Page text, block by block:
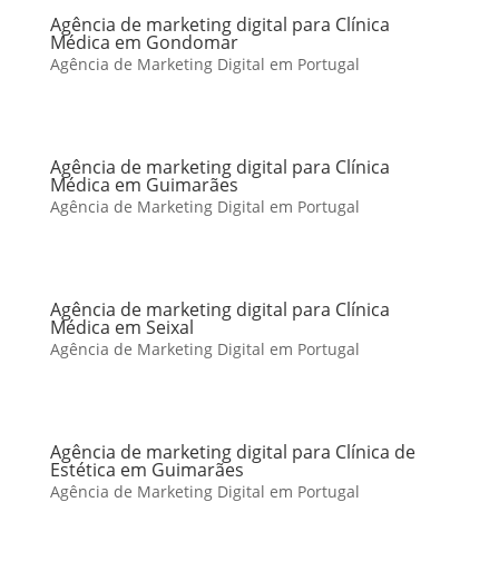
Agência de marketing digital para Clínica
Médica em Gondomar
Agência de Marketing Digital em Portugal
Agência de marketing digital para Clínica
Médica em Guimarães
Agência de Marketing Digital em Portugal
Agência de marketing digital para Clínica
Médica em Seixal
Agência de Marketing Digital em Portugal
Agência de marketing digital para Clínica de
Estética em Guimarães
Agência de Marketing Digital em Portugal